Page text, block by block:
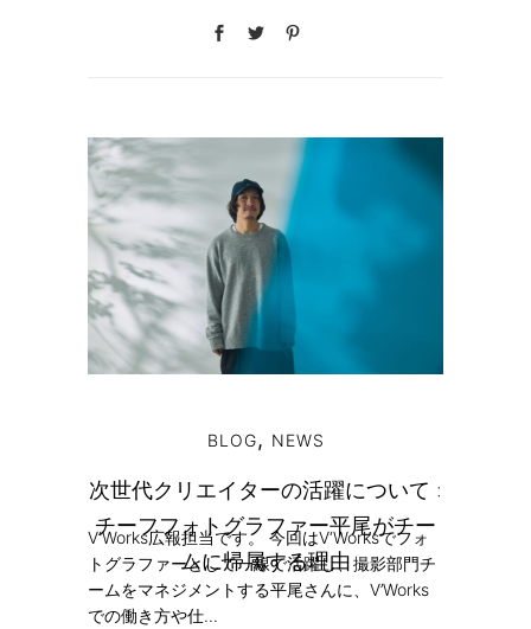
BLOG, NEWS
次世代クリエイターの活躍について :
チーフフォトグラファー平尾がチー
ムに帰属する理由
V‘Works広報担当です。 今回はV‘Worksでフォ
トグラファーとして一線で活躍し、撮影部門チ
ームをマネジメントする平尾さんに、V’Works
での働き方や仕...